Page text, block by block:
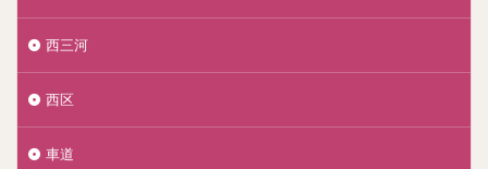
西三河
西区
車道